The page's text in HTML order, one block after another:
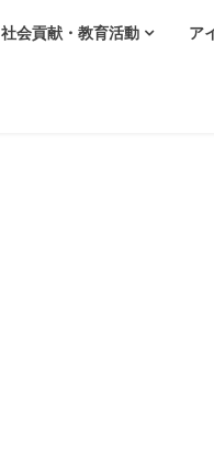
社会貢献・教育活動 ア